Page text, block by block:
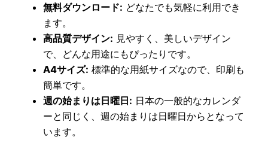
無料ダウンロード: どなたでも気軽に利用でき
ます。
高品質デザイン: 見やすく、美しいデザイン
で、どんな用途にもぴったりです。
A4サイズ: 標準的な用紙サイズなので、印刷も
簡単です。
週の始まりは日曜日: 日本の一般的なカレンダ
ーと同じく、週の始まりは日曜日からとなって
います。